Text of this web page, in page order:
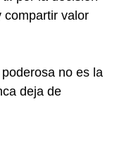
compartir valor
no es la
deja de